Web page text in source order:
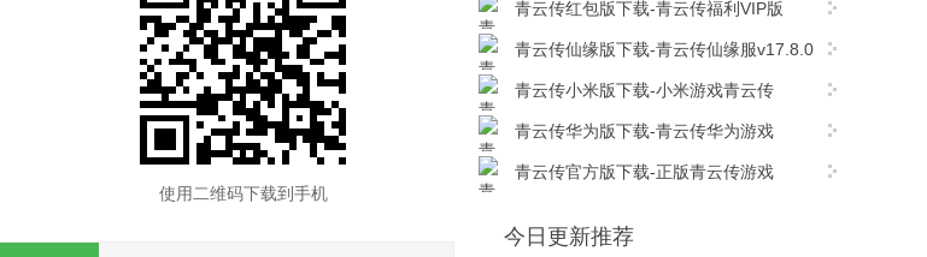
使用二维码下载到手机
青云传红包版下载-青云传福利VIP版
v17.8.0安卓版下载
青云传仙缘版下载-青云传仙缘服v17.8.0
安卓版下载
青云传小米版下载-小米游戏青云传
v17.8.0安卓版下载
青云传华为版下载-青云传华为游戏
v17.8.0安卓版下载
青云传官方版下载-正版青云传游戏
今日更新推荐